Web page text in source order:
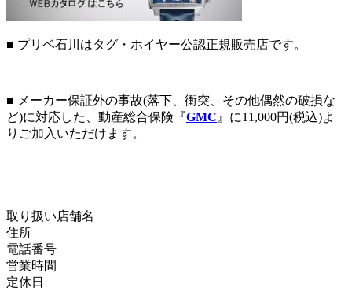
■ プリベ石川はタグ・ホイヤー公認正規販売店です。
■ メーカー保証外の事故(落下、衝突、その他偶然の破損な
ど)に対応した、動産総合保険『GMC 』に11,000円(税込)よ
りご加入いただけます。
取り扱い店舗名
住所
電話番号
営業時間
定休日